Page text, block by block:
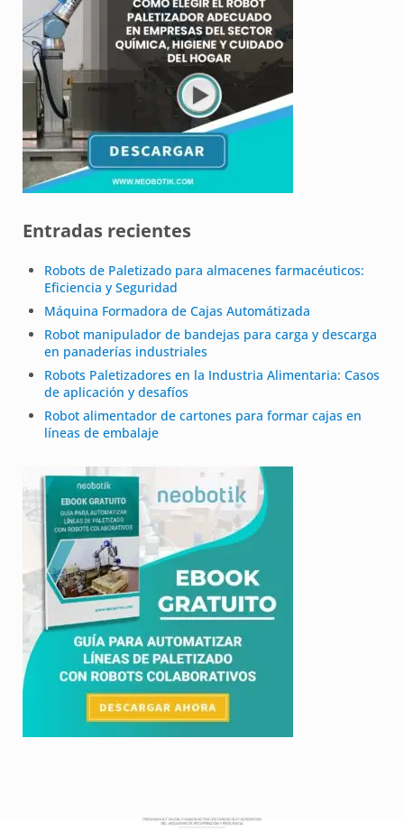
Entradas recientes
Robots de Paletizado para almacenes farmacéuticos:
Eficiencia y Seguridad
Máquina Formadora de Cajas Automátizada
Robot manipulador de bandejas para carga y descarga
en panaderías industriales
Robots Paletizadores en la Industria Alimentaria: Casos
de aplicación y desafíos
Robot alimentador de cartones para formar cajas en
líneas de embalaje